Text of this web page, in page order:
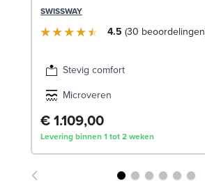
SWISSWAY
4.5 30 beoordelingen
Stevig comfort
Microveren
€ 1.109,00
Levering binnen 1 tot 2 weken